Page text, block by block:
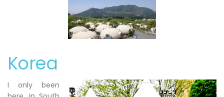
Korea
I only been